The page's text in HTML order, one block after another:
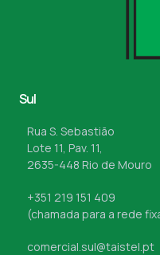
Sul
Rua S. Sebastião
Lote 11, Pav. 11,
2635-448 Rio de Mouro
+351 219 151 409
(chamada para a rede
comercial.sul@taistel.pt